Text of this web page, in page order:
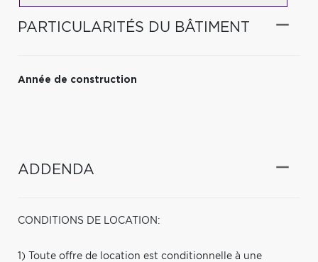
PARTICULARITÉS DU BÂTIMENT
Année de construction
ADDENDA
CONDITIONS DE LOCATION:
1) Toute offre de location est conditionnelle à une